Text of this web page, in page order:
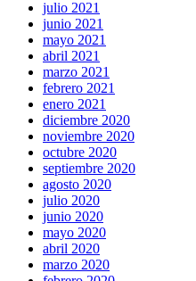
julio 2021
junio 2021
mayo 2021
abril 2021
marzo 2021
febrero 2021
enero 2021
diciembre 2020
noviembre 2020
octubre 2020
septiembre 2020
agosto 2020
julio 2020
junio 2020
mayo 2020
abril 2020
marzo 2020